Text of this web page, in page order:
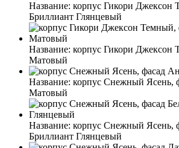
Название: корпус Гикори Джексон
Бриллиант Глянцевый
Название: корпус Гикори Джексон
Матовый
Название: корпус Снежный Ясень,
Матовый
Название: корпус Снежный Ясень,
Бриллиант Глянцевый